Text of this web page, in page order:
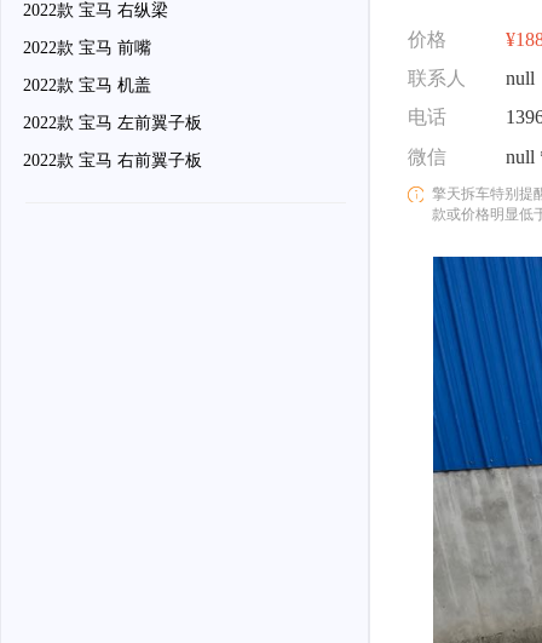
2022款 宝马 右纵梁
2022款 宝马 前嘴
2022款 宝马 机盖
2022款 宝马 左前翼子板
2022款 宝马 右前翼子板
价格
联系人
null
电话
微信
擎天拆车特别提
款或价格明显低